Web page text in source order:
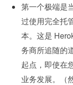
第一个极端是
过使用完全托
本。这是
务商所追随的
起点，即使在
业务发展。（